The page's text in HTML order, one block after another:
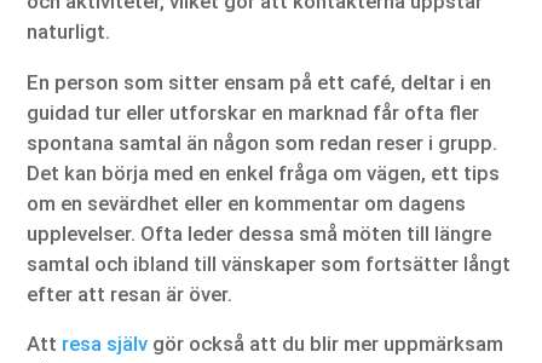
naturligt.
En person som sitter ensam på ett café, deltar i en
guidad tur eller utforskar en marknad får ofta fler
spontana samtal än någon som redan reser i grupp.
Det kan börja med en enkel fråga om vägen, ett tips
om en sevärdhet eller en kommentar om dagens
upplevelser. Ofta leder dessa små möten till längre
samtal och ibland till vänskaper som fortsätter långt
efter att resan är över.
Att resa själv gör också att du blir mer uppmärksam